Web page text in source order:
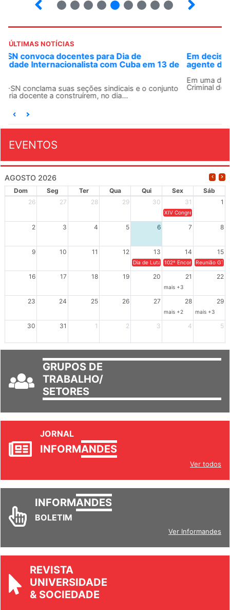
ÚLTIMAS NOTÍCIAS
Em decisão inédita, Justiça Federal condena ex-
agente da ditadura por estupro
Em uma decisão considerada histórica, a 2ª Vara Federal
Criminal do Rio de Janeiro condenou o...
EVENTOS
AGOSTO 2026
Dom Seg Ter Qua Qui Sex
Sáb
26
27 28 29 30 31 1
XIV Congresso Brasileiro
2 3 4 5 6 7 8
9 10 11 12 13 14 15
Dia de Luta em Defesa de Cuba e da
102º Encontro da
Reunião
16 17 18 19 20 21 22
mais +3
23 24 25 26 27 28 29
mais +2 mais +3
30 31 1 2 3 4 5
GRUPOS DE
TRABALHO/
SETORES
JORNAL
INFORMANDES
Ver todos
INFORMANDES
BOLETIM
Ver Informandes
REVISTA
UNIVERSIDADE
& SOCIEDADE